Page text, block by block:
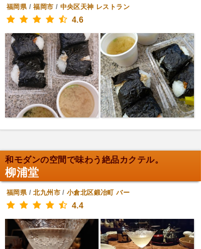
福岡県/福岡市 / 中央区天神 レストラン
4.6
和モダンの空間で味わう絶品カクテル。
柳浦堂
福岡県/北九州市/小倉北区鍛冶町 バー
4.4